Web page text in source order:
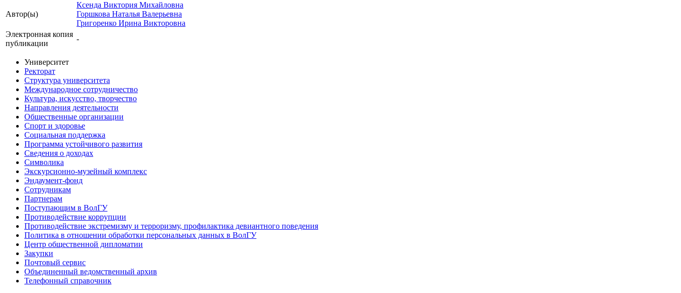
Автор(ы)
Ксенда Виктория Михайловна
Горшкова Наталья Валерьевна
Григоренко Ирина Викторовна
Электронная копия
публикации
-
Университет
Ректорат
Структура университета
Международное сотрудничество
Культура, искусство, творчество
Направления деятельности
Общественные организации
Спорт и здоровье
Социальная поддержка
Программа устойчивого развития
Сведения о доходах
Символика
Экскурсионно-музейный комплекс
Эндаумент-фонд
Сотрудникам
Партнерам
Поступающим в ВолГУ
Противодействие коррупции
Противодействие экстремизму и терроризму, профилактика девиантного поведения
Политика в отношении обработки персональных данных в ВолГУ
Центр общественной дипломатии
Закупки
Почтовый сервис
Объединенный ведомственный архив
Телефонный справочник